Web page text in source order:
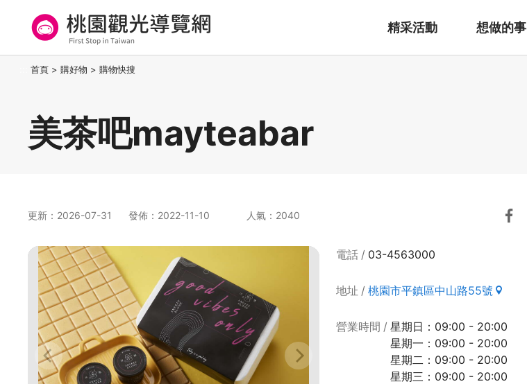
要
桃園觀光導覽網
精采活動 想做的事
首頁 > 購好物 > 購物快搜
美茶吧mayteabar
更新：2026-07-31 發佈：2022-11-10 人氣：2040
電話 03-4563000
地址 桃園市平鎮區中山路55號
營業時間
星期日：09:00 - 20:00
星期一：09:00 - 20:00
星期二：09:00 - 20:00
星期三：09:00 - 20:00